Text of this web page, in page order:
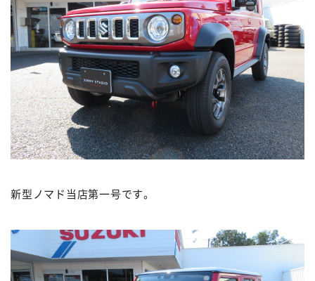
新型ノマド当店第一号です。